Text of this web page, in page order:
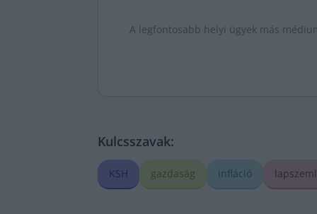
A legfontosabb helyi ügyek más
Kulcsszavak:
KSH gazdaság infláció